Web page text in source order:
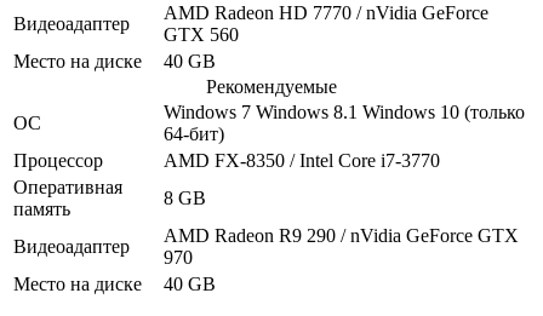
Видеоадаптер
AMD Radeon HD 7770 / nVidia GeForce
GTX 560
Место на диске
40 GB
Рекомендуемые
ОС
Windows 7 Windows 8.1 Windows 10 (только
64-бит)
Процессор
AMD FX-8350 / Intel Core i7-3770
Оперативная
память
8 GB
Видеоадаптер
AMD Radeon R9 290 / nVidia GeForce GTX
970
Место на диске
40 GB